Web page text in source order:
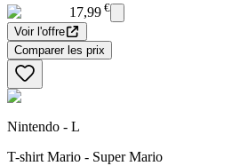
17,99 €
Voir l'offre
Comparer les prix
Nintendo - L
T-shirt Mario - Super Mario